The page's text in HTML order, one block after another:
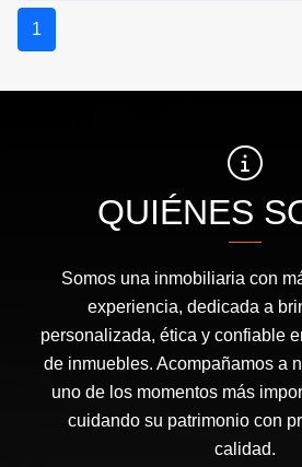
1
QUIÉNES
Somos una inmobiliaria con
experiencia, dedicada a
personalizada, ética y confiable
de inmuebles. Acompañamos a
uno de los momentos más
cuidando su patrimonio con
calidad.